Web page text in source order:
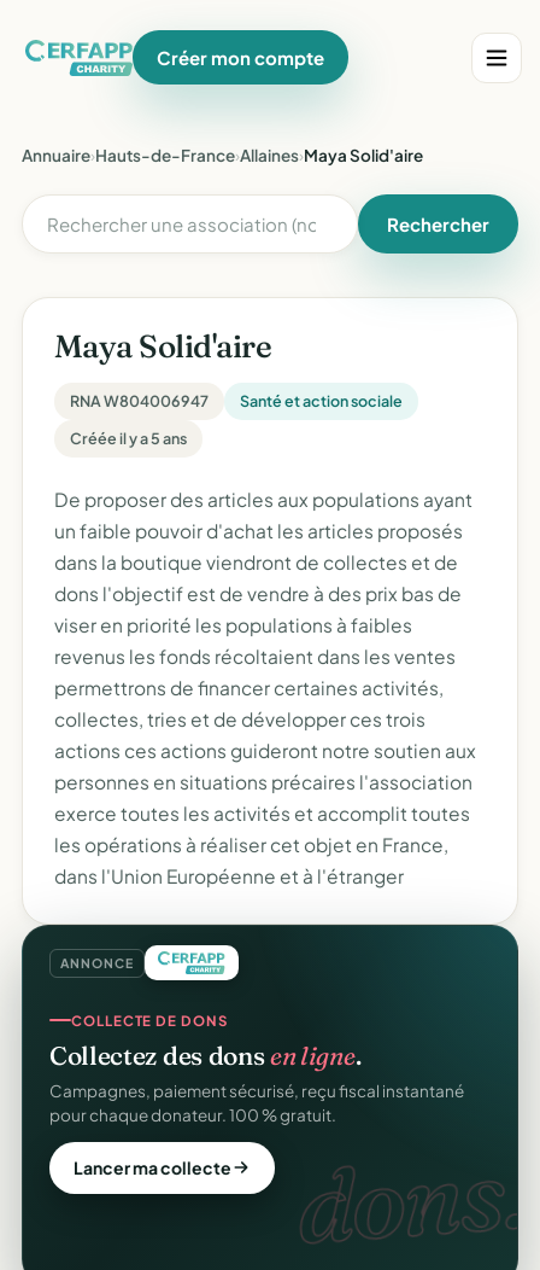
Créer mon compte
Annuaire›Hauts-de-France›Allaines›Maya Solid'aire
Rechercher
Maya Solid'aire
RNA W804006947
Santé et action sociale
Créée il y a 5 ans
De proposer des articles aux populations ayant
un faible pouvoir d'achat les articles proposés
dans la boutique viendront de collectes et de
dons l'objectif est de vendre à des prix bas de
viser en priorité les populations à faibles
revenus les fonds récoltaient dans les ventes
permettrons de financer certaines activités,
collectes, tries et de développer ces trois
actions ces actions guideront notre soutien aux
personnes en situations précaires l'association
exerce toutes les activités et accomplit toutes
les opérations à réaliser cet objet en France,
dans l'Union Européenne et à l'étranger
ANNONCE
dons.
COLLECTE DE DONS
Collectez des donsen ligne.
Campagnes, paiement sécurisé, reçu fiscal instantané
pour chaque donateur. 100 % gratuit.
Lancer ma collecte